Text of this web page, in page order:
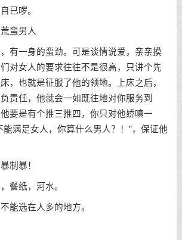
已啰。
蛮男人
有一身的蛮劲。可是谈情说爱，亲亲摸
对女人的要求往往不是很高，只讲个先
，也就是征服了他的领地。上床之后，
责任，他就会一如既往地对你服务到
要是有个推三推四，你只对他娇嗔一
能满足女人，你算什么男人？！”，保证他
制暴！
餐纸，河水。
能选在人多的地方。